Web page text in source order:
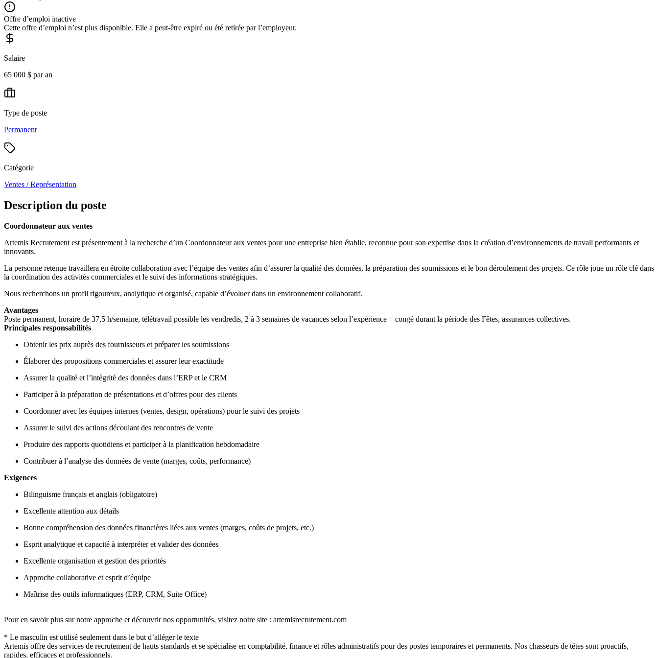
Offre d’emploi inactive
Cette offre d’emploi n’est plus disponible. Elle a peut-être expiré ou été retirée par l’employeur.
Salaire
65 000 $ par an
Type de poste
Permanent
Catégorie
Ventes / Représentation
Description du poste
Coordonnateur aux ventes
Artemis Recrutement est présentement à la recherche d’un Coordonnateur aux ventes pour une entreprise bien établie, reconnue pour son expertise dans la création d’environnements de travail performants et
innovants.
La personne retenue travaillera en étroite collaboration avec l’équipe des ventes afin d’assurer la qualité des données, la préparation des soumissions et le bon déroulement des projets. Ce rôle joue un rôle clé dans
la coordination des activités commerciales et le suivi des informations stratégiques.
Nous recherchons un profil rigoureux, analytique et organisé, capable d’évoluer dans un environnement collaboratif.
Avantages
Poste permanent, horaire de 37,5 h/semaine, télétravail possible les vendredis, 2 à 3 semaines de vacances selon l’expérience + congé durant la période des Fêtes, assurances collectives.
Principales responsabilités
Obtenir les prix auprès des fournisseurs et préparer les soumissions
Élaborer des propositions commerciales et assurer leur exactitude
Assurer la qualité et l’intégrité des données dans l’ERP et le CRM
Participer à la préparation de présentations et d’offres pour des clients
Coordonner avec les équipes internes (ventes, design, opérations) pour le suivi des projets
Assurer le suivi des actions découlant des rencontres de vente
Produire des rapports quotidiens et participer à la planification hebdomadaire
Contribuer à l’analyse des données de vente (marges, coûts, performance)
Exigences
Bilinguisme français et anglais (obligatoire)
Excellente attention aux détails
Bonne compréhension des données financières liées aux ventes (marges, coûts de projets, etc.)
Esprit analytique et capacité à interpréter et valider des données
Excellente organisation et gestion des priorités
Approche collaborative et esprit d’équipe
Maîtrise des outils informatiques (ERP, CRM, Suite Office)
Pour en savoir plus sur notre approche et découvrir nos opportunités, visitez notre site : artemisrecrutement.com
* Le masculin est utilisé seulement dans le but d’alléger le texte
Artemis offre des services de recrutement de hauts standards et se spécialise en comptabilité, finance et rôles administratifs pour des postes temporaires et permanents. Nos chasseurs de têtes sont proactifs,
rapides, efficaces et professionnels.